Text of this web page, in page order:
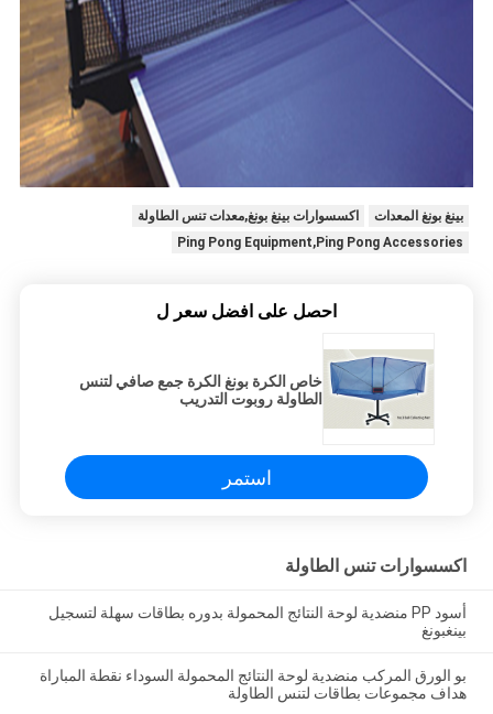
بينغ بونغ المعدات
اكسسوارات بينغ بونغ,معدات تنس الطاولة
Ping Pong Equipment,Ping Pong Accessories
احصل على افضل سعر ل
خاص الكرة بونغ الكرة جمع صافي لتنس
الطاولة روبوت التدريب
استمر
اكسسوارات تنس الطاولة
أسود PP منضدية لوحة النتائج المحمولة بدوره بطاقات سهلة لتسجيل
بينغبونغ
بو الورق المركب منضدية لوحة النتائج المحمولة السوداء نقطة المباراة
هداف مجموعات بطاقات لتنس الطاولة